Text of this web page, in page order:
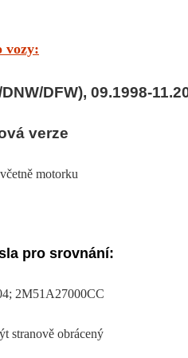
vozy:
DFW), 09.1998-
verze
motorku
pro srovnání:
2M51A27000CC
stranově obrácený